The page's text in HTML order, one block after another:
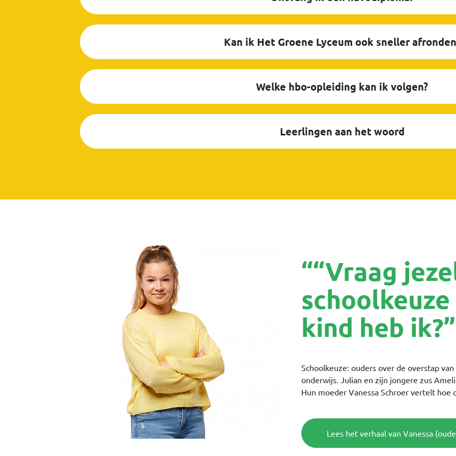
Kan ik Het Groene Lyceum ook sneller
Welke hbo-opleiding kan ik volgen?
Leerlingen aan het woord
““Vraag
kind heb
Schoolkeuze: ouders over de overstap
onderwijs. Julian en zijn jongere zus
Hun moeder Vanessa Schroer vertelt
Lees het verhaal van Vanessa